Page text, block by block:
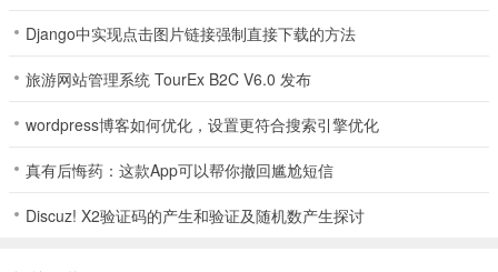
Django中实现点击图片链接强制直接下载的方法
旅游网站管理系统 TourEx B2C V6.0 发布
wordpress博客如何优化，设置更符合搜索引擎优化
真有后悔药：这款App可以帮你撤回尴尬短信
Discuz! X2验证码的产生和验证及随机数产生探讨